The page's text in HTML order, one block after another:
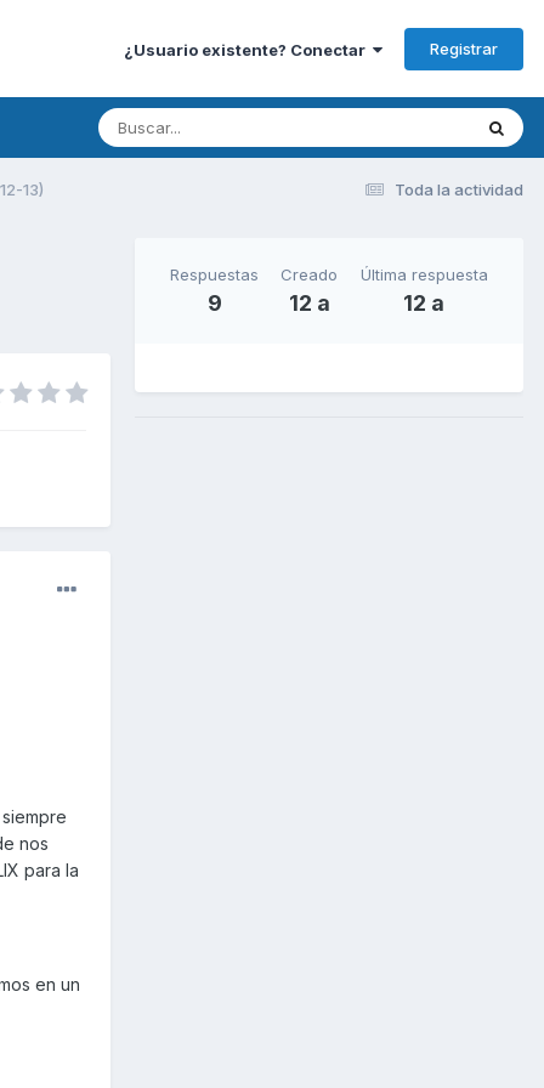
¿Usuario existente? Conectar Registrar
Toda la actividad
13)
nos
para la
en un
Respuestas
9
Creado
12 a
Última respuesta
12 a